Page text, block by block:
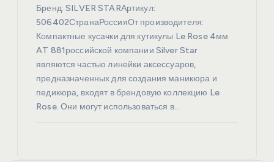
Бренд: SILVER STARАртикул:
506402СтранаРоссияОт производителя:
Компактные кусачки для кутикулы Le Rose 4мм
AT 881российской компании Silver Star
являются частью линейки аксессуаров,
предназначенных для создания маникюра и
педикюра, входят в брендовую коллекцию Le
Rose. Они могут использоваться в…